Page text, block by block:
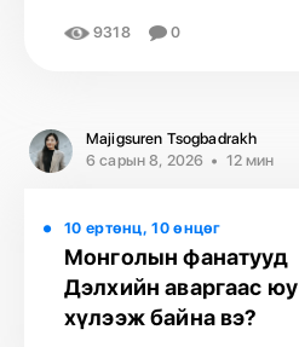
9318 0
Majigsuren Tsogbadrakh
6 сарын 8, 2026
12 мин
10 ертөнц, 10 өнцөг
Монголын фанатууд
Дэлхийн аваргаас юу
хүлээж байна вэ?